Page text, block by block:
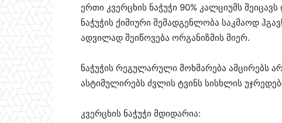
ერთი კვერცხის ნაჭუჭი 90% კალციუმს
ნაჭუჭის ქიმიური შემადგენლობა საკმაოდ
ადვილად შეიწოვება ორგანიზმის მიერ.
ნაჭუჭის რეგულარული მოხმარება ამცირებს
ასტიმულირებს ძვლის ტვინს სისხლის
კვერცხის ნაჭუჭი მდიდარია: